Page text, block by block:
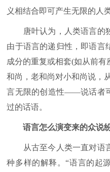
义相结合即可产生无限的人
唐叶认为，人类语言的
由于语言的递归性，即语言
成分的重复或相套(如从前
和尚，老和尚对小和尚说
言无限的创造性——说话者
过的话语。
语言怎么演变来的众说
从古至今人类一直对语
种多样的解释。“语言的起